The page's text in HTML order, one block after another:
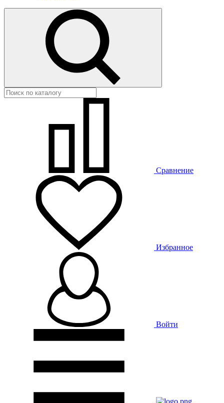
Сравнение
Избранное
Войти